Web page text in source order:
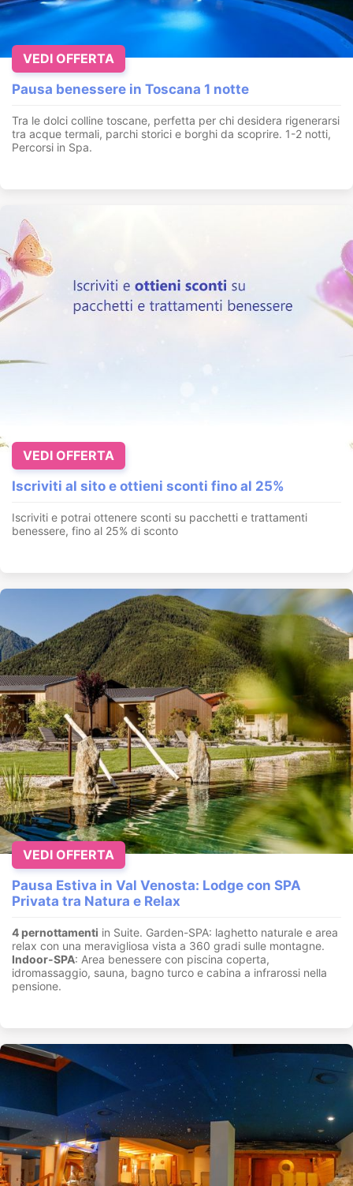
Pausa benessere in Toscana 1 notte
Tra le dolci colline toscane, perfetta per chi desidera rigenerarsi
tra acque termali, parchi storici e borghi da scoprire. 1-2 notti,
Percorsi in Spa.
VEDI OFFERTA
Iscriviti al sito e ottieni sconti fino al 25%
Iscriviti e potrai ottenere sconti su pacchetti e trattamenti
benessere, fino al 25% di sconto
VEDI OFFERTA
Pausa Estiva in Val Venosta: Lodge con SPA
Privata tra Natura e Relax
4 pernottamenti in Suite. Garden-SPA: laghetto naturale e area
relax con una meravigliosa vista a 360 gradi sulle montagne.
Indoor-SPA: Area benessere con piscina coperta,
idromassaggio, sauna, bagno turco e cabina a infrarossi nella
pensione.
VEDI OFFERTA